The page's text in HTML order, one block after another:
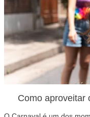
Como aproveitar